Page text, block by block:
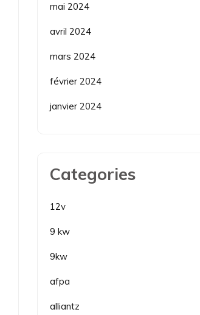
mai 2024
avril 2024
mars 2024
février 2024
janvier 2024
Categories
12v
9 kw
9kw
afpa
alliantz